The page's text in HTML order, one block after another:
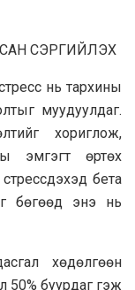
СЭРГИЙЛЭХ
нь тархины
муудуулдаг.
хориглож,
эмгэгт өртөх
бета
бөгөөд энэ нь
хөдөлгөөн
50% буурдаг гэж